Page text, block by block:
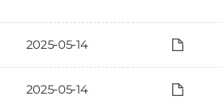
2025-05-14
2025-05-14